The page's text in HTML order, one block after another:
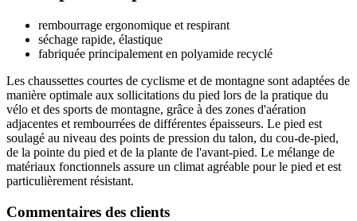
rembourrage ergonomique et respirant
séchage rapide, élastique
fabriquée principalement en polyamide recyclé
Les chaussettes courtes de cyclisme et de montagne sont adaptées de
manière optimale aux sollicitations du pied lors de la pratique du
vélo et des sports de montagne, grâce à des zones d'aération
adjacentes et rembourrées de différentes épaisseurs. Le pied est
soulagé au niveau des points de pression du talon, du cou-de-pied,
de la pointe du pied et de la plante de l'avant-pied. Le mélange de
matériaux fonctionnels assure un climat agréable pour le pied et est
particulièrement résistant.
Commentaires des clients